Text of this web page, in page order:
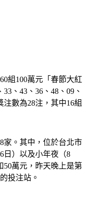
組100萬元「春節大紅
、43、36、48、09、
注數為28注，其中16組
家。其中，位於台北市
日）以及小年夜（8
50萬元，昨天晚上是第
投注站。